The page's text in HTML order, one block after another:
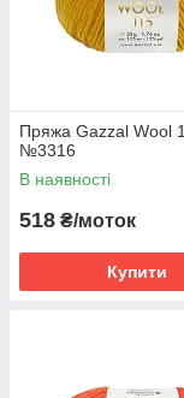
Пряжа Gazzal Wool
№3316
В наявності
518 ₴/моток
Купити